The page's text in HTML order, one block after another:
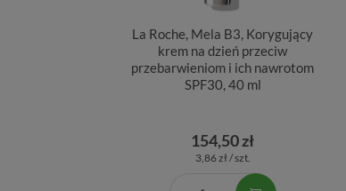
La Roche, Mela B3, Korygujący
krem na dzień przeciw
przebarwieniom i ich nawrotom
SPF30, 40 ml
154,50 zł
3,86 zł / szt.